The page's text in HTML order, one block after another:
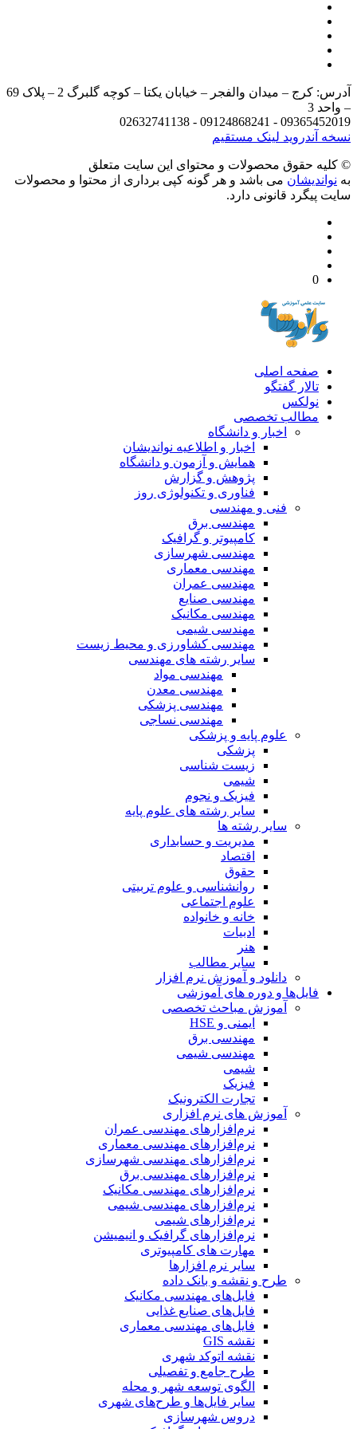
آدرس: کرج – میدان والفجر – خیابان یکتا – کوچه گلبرگ 2 – پلاک 69
3
09365452019 - 09124868241 -
آندرویدلینک مستقیم
حقوق محصولات و محتوای اين سایت متعلق
می باشد و هر گونه کپی برداری از محتوا و محصولات
پیگرد قانونی دارد.
صفحه اصلی
تالار گفتگو
نولکس
مطالب تخصصی
اخبار و دانشگاه
اخبار و اطلاعیه نواندیشان
همایش و آزمون و دانشگاه
پژوهش و گزارش
فناوری و تکنولوژی روز
فنی و مهندسی
مهندسی برق
کامپیوتر و گرافیک
مهندسی شهرسازی
مهندسی معماری
مهندسی عمران
مهندسی صنایع
مهندسی مکانیک
مهندسی شیمی
مهندسی کشاورزی و محیط زیست
سایر رشته های مهندسی
مهندسی مواد
مهندسی معدن
مهندسی پزشکی
مهندسی نساجی
علوم پایه و پزشکی
پزشکی
زیست شناسی
شیمی
فیزیک و نجوم
سایر رشته های علوم پایه
سایر رشته ها
مدیریت و حسابداری
اقتصاد
حقوق
روانشناسی و علوم تربیتی
علوم اجتماعی
خانه و خانواده
ادبیات
هنر
سایر مطالب
دانلود و آموزش نرم افزار
فایل‌ها و دوره های آموزشی
آموزش مباحث تخصصی
ایمنی و HSE
مهندسی برق
مهندسی شیمی
شیمی
فیزیک
تجارت الکترونیک
آموزش های نرم افزاری
نرم‌افزارهای مهندسی عمران
نرم‌افزارهای مهندسی معماری
نرم‌افزارهای مهندسی شهرسازی
نرم‌افزارهای مهندسی برق
نرم‌افزارهای مهندسی مکانیک
نرم‌افزارهای مهندسی شیمی
نرم‌افزارهای شیمی
نرم‌افزارهای گرافیک و انیمیشن
مهارت های کامپیوتری
سایر نرم افزارها
طرح و نقشه و بانک داده
فایل‌های مهندسی مکانیک
فایل‌های صنایع غذایی
فایل‌های مهندسی معماری
نقشه GIS
نقشه اتوکد شهری
طرح جامع و تفصیلی
الگوی توسعه شهر و محله
سایر فایل‌ها و طرح‌های شهری
دروس شهرسازی